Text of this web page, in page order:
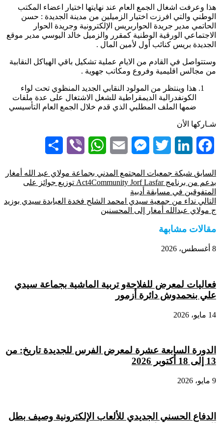
هذا وعرفت اشغال الجمع العام عند نهايتها اختيار اعضاء المكتب
الوطني والتي افرزت اختيار الزميلين من مدينة الجديدة : حسن
الحاتمي مدير جريدة الحواربريس الإلكترونية وجريدة الحوار
الاجتماعي الورقية الوطنية كمقرر والزميل خالد اليوسي مدير موقع
الجديدة بريس كنائب أول لأمين المال .
وستتواصل في القادم من الايام عملية تشكيل باقي الهياكل النقابية
من مجالس اقليمية وفروع ومكاتب جهوية .
هذا وينتظر من المولود النقابي الجديد المنظوي تحت لواء
الكونفدرالية الديمقراطية للشغل الاشتغال على عدة ملفات
ضمها الملف المطلبي الذي قدم خلال الجمع العام التأسيسي
شـاركها الأن
Facebook
LinkedIn
Twitter
Messenger
Email
WhatsApp
Viber
السابق شبكة جمعيات المجتمع المدني بجماعة مولاي عبد الله أمغار
بدعم من برنامج Act4Community Jorf Lasfar توزيع جوائز على
المتفوقين في مسابقة أدبية
التالي نداء من جمعية سيدي امحمد الشلح فخدة العبابدة سيدي بوزيد
ج مولاي عبدالله أمغار إلى المحسنين
مقالات مشابهة
8 أغسطس، 2026
فعاليات لمعرض للفلاحةو تربية الماشية بجماعة سيدي
علي بنحمدوش دائرة أزمور
14 مايو، 2026
الدورة السابعة عشرة لمعرض الفرس للجديدة تاريخ: من
13 إلى 18 أكتوبر 2026
9 مايو، 2026
الدفاع الحسني الجديدي للألعاب الإلكترونية وصيف بطل